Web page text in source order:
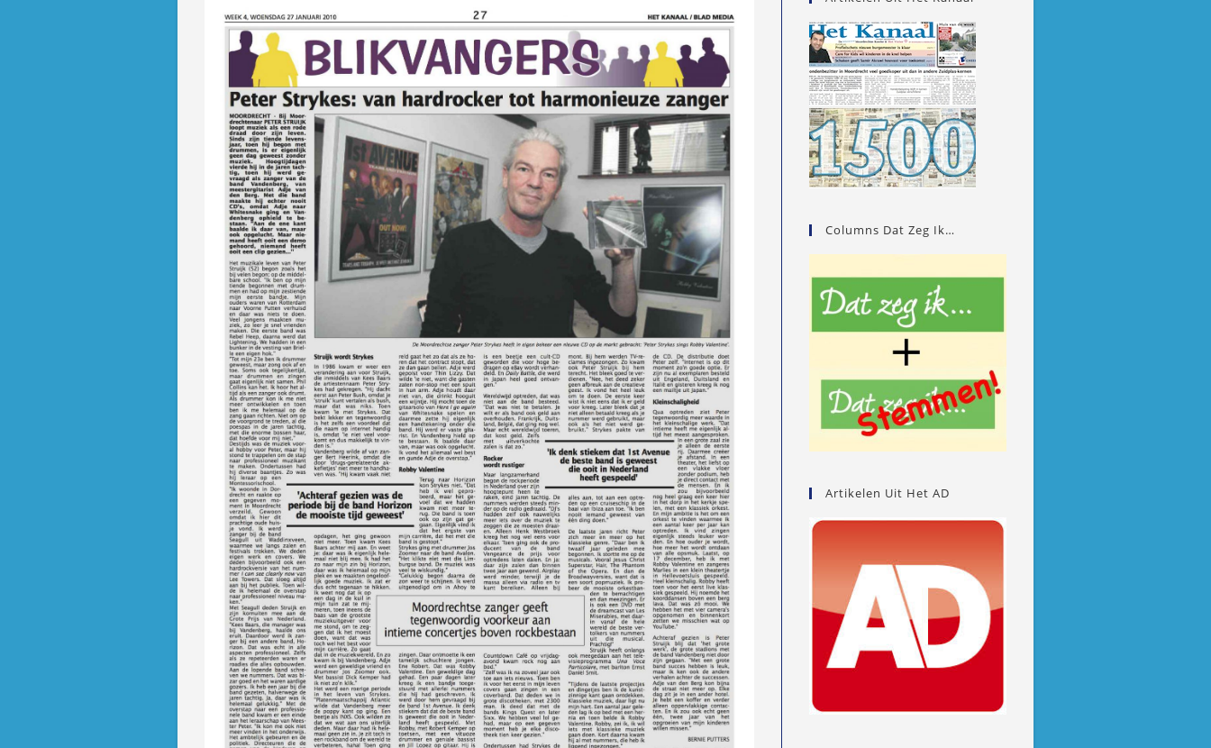
Columns Dat Zeg Ik…
Artikelen Uit Het AD